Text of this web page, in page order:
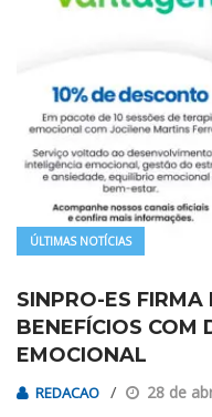
ÚLTIMAS NOTÍCIAS
SINPRO-ES
BENEFÍCIOS COM
EMOCIONAL
REDACAO 28 de